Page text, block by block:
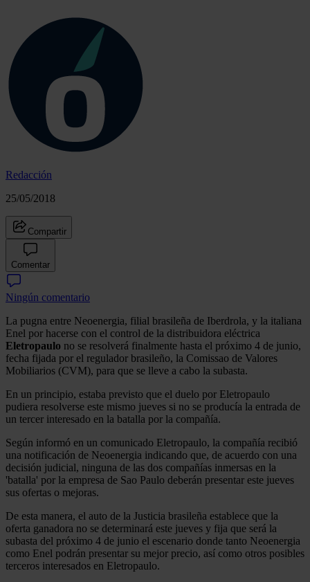
Redacción
25/05/2018
Compartir
Comentar
Ningún comentario
La pugna entre Neoenergia, filial brasileña de Iberdrola, y la italiana
Enel por hacerse con el control de la distribuidora eléctrica
Eletropaulo no se resolverá finalmente hasta el próximo 4 de junio,
fecha fijada por el regulador brasileño, la Comissao de Valores
Mobiliarios (CVM), para que se lleve a cabo la subasta.
En un principio, estaba previsto que el duelo por Eletropaulo
pudiera resolverse este mismo jueves si no se producía la entrada de
un tercer interesado en la batalla por la compañía.
Según informó en un comunicado Eletropaulo, la compañía recibió
una notificación de Neoenergia indicando que, de acuerdo con una
decisión judicial, ninguna de las dos compañías inmersas en la
'batalla' por la empresa de Sao Paulo deberán presentar este jueves
sus ofertas o mejoras.
De esta manera, el auto de la Justicia brasileña establece que la
oferta ganadora no se determinará este jueves y fija que será la
subasta del próximo 4 de junio el escenario donde tanto Neoenergia
como Enel podrán presentar su mejor precio, así como otros posibles
terceros interesados en Eletropaulo.